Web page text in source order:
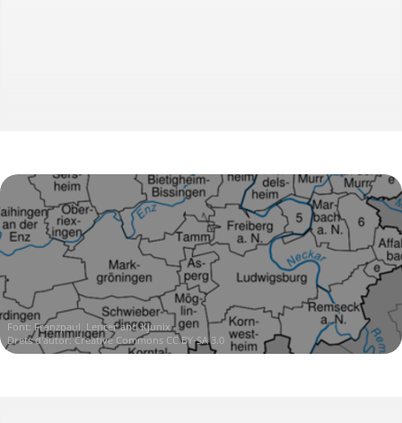
Font: Franzpaul, Lencer and Kjunix
Drets d'autor:Creative Commons CC BY-SA 3.0